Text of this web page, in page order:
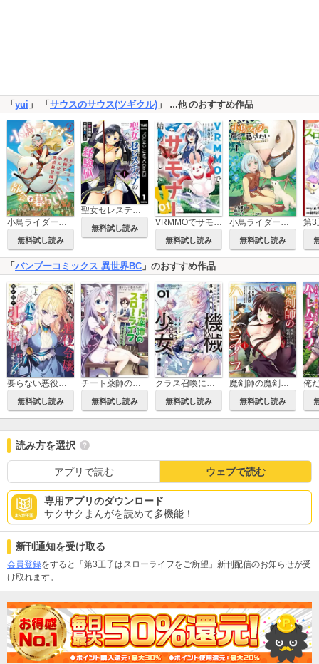
「 yui 」 「 サウスのサウス(ツギクル) 」 …他のおすすめ作品
小鳥ライダーは都会で暮らしたい モフモフな相棒と、のんびり異世界冒険記
無料試し読み
聖女セレスティアの経験値
無料試し読み
VRMMOでサモナー始めました
無料試し読み
小鳥ライダーは都会で暮らしたい モフモフな相棒と、のんびり異世界冒険記 【連載版】
無料試し読み
「 バンブーコミックス 異世界BC 」のおすすめ作品
要らない悪役令嬢、我が国で引き取りますわ 優秀なご令嬢方を追放だなんて愚かな真似、国を滅ぼしましてよ？
無料試し読み
チート薬師のスローライフ
無料試し読み
クラス召喚に巻き込まれた教師、外れスキルで機械少女を修理する
無料試し読み
魔剣師の魔剣による魔剣のためのハーレムライフ
無料試し読み
読み方を選択
アプリで読む ウェブで読む
専用アプリのダウンロード
サクサクまんがを読めて多機能！
新刊通知を受け取る
会員登録をすると「第3王子はスローライフをご所望」新刊配信のお知らせが受
け取れます。